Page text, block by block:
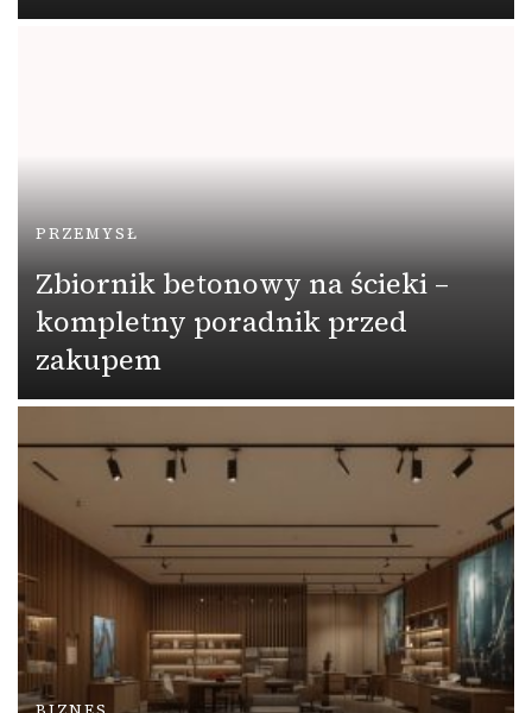
PRZEMYSŁ
Zbiornik betonowy na ścieki –
kompletny poradnik przed
zakupem